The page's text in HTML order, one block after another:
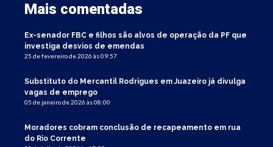
Mais comentadas
Ex-senador FBC e filhos são alvos de operação da PF que
investiga desvios de emendas
25 de fevereiro de 2026 às 09:57
Substituto do Mercantil Rodrigues em Juazeiro já divulga
vagas de emprego
05 de janeiro de 2026 às 08:00
Moradores cobram conclusão de recapeamento em rua
do Rio Corrente